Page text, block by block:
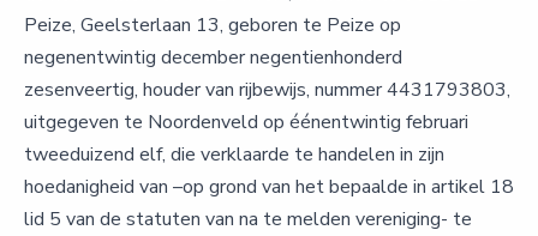
Peize, Geelsterlaan 13, geboren te Peize op
negenentwintig december negentienhonderd
zesenveertig, houder van rijbewijs, nummer 4431793803,
uitgegeven te Noordenveld op éénentwintig februari
tweeduizend elf, die verklaarde te handelen in zijn
hoedanigheid van –op grond van het bepaalde in artikel 18
lid 5 van de statuten van na te melden vereniging- te